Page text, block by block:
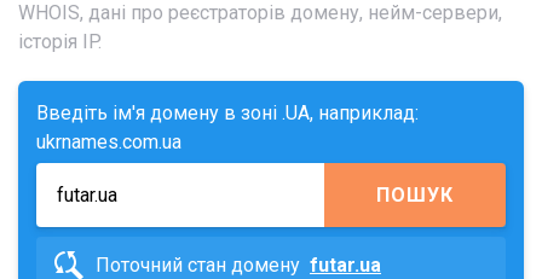
WHOIS, дані про реєстраторів домену, нейм-сервери,
історія IP.
Введіть ім'я домену в зоні .UA, наприклад:
ukrnames.com.ua
ПОШУК
Поточний стан домену futar.ua